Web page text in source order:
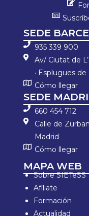
SEDE
935 339 900
Av/ Ciutat de
· Esplugues
Cómo llegar
SEDE
660 454 712
Calle de
Madrid
Cómo llegar
MAPA WEB
Sobre SIETeSS
Afíliate
Formación
Actualidad